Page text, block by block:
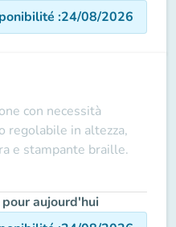
:24/08/2026
con necessità
regolabile in altezza,
e stampante braille.
aujourd'hui